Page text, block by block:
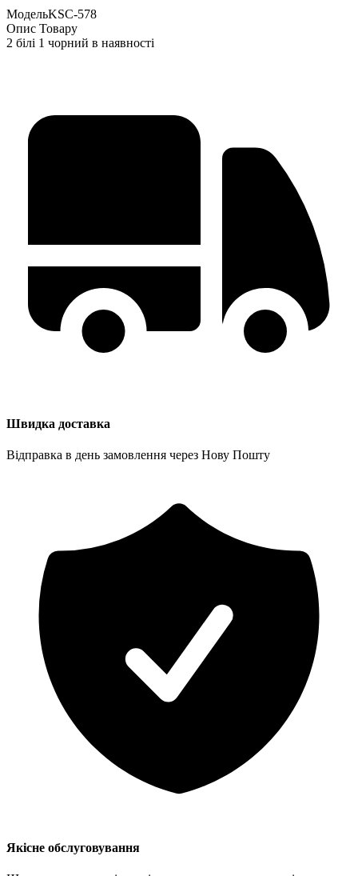
МодельKSC-578
Опис Товару
2 білі 1 чорний в наявності
Швидка доставка
Відправка в день замовлення через Нову Пошту
Якісне обслуговування